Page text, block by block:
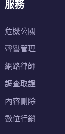
服務
危機公關
聲譽管理
網路律師
調查取證
內容刪除
數位行銷